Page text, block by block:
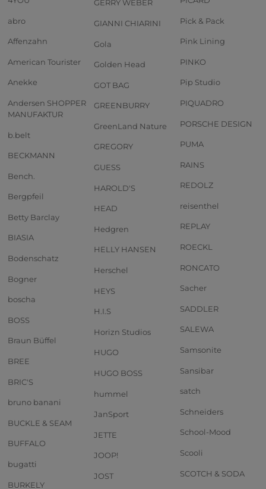
abro
Affenzahn
American Tourister
Anekke
Andersen SHOPPER
MANUFAKTUR
b.belt
BECKMANN
Bench.
Bergpfeil
Betty Barclay
BIASIA
Bodenschatz
Bogner
boscha
BOSS
Braun Büffel
BREE
BRIC'S
bruno banani
BUCKLE & SEAM
BUFFALO
bugatti
BURKELY
GERRY WEBER
GIANNI CHIARINI
Gola
Golden Head
GOT BAG
GREENBURRY
GreenLand Nature
GREGORY
GUESS
HAROLD'S
HEAD
Hedgren
HELLY HANSEN
Herschel
HEYS
H.I.S
Horizn Studios
HUGO
HUGO BOSS
hummel
JanSport
JETTE
JOOP!
JOST
Pick & Pack
Pink Lining
PINKO
Pip Studio
PIQUADRO
PORSCHE DESIGN
PUMA
RAINS
REDOLZ
reisenthel
REPLAY
ROECKL
RONCATO
Sacher
SADDLER
SALEWA
Samsonite
Sansibar
satch
Schneiders
School-Mood
Scooli
SCOTCH & SODA